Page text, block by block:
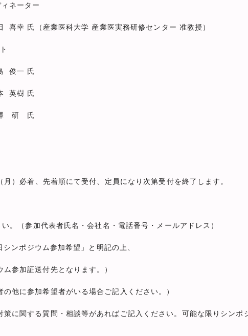
ター
大学 産業医実務研修センター 准教授）
氏
氏
研 氏
）必着、先着順にて受付、定員になり次第受付を終了します。
。（参加代表者氏名・会社名・電話番号・メールアドレス）
ンポジウム参加希望」と明記の上、
参加証送付先となります。）
他に参加希望者がいる場合ご記入ください。）
に関する質問・相談等があればご記入ください。可能な限りシンポ